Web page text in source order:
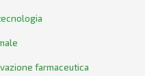
farmaceutica